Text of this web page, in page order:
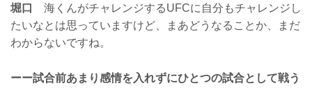
堀口
海くんがチャレンジするUFCに自分もチャレンジし
たいなとは思っていますけど、まあどうなることか、まだ
わからないですね。
ーー試合前あまり感情を入れずにひとつの試合として戦う